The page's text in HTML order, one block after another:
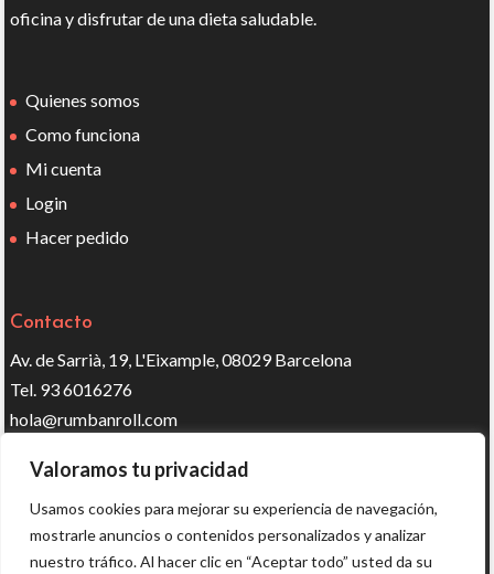
Valoramos tu privacidad
Usamos cookies para mejorar su experiencia de navegación,
mostrarle anuncios o contenidos personalizados y analizar
nuestro tráfico. Al hacer clic en “Aceptar todo” usted da su
oficina y disfrutar de una dieta saludable.
Quienes somos
Como funciona
Mi cuenta
Login
Hacer pedido
Contacto
Av. de Sarrià, 19, L'Eixample, 08029 Barcelona
Tel. 93 6016276
hola@rumbanroll.com
Síguenos en redes